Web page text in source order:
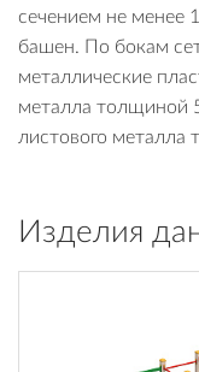
сечением не менее
башен. По бокам
металлические
металла толщиной
листового
Изделия